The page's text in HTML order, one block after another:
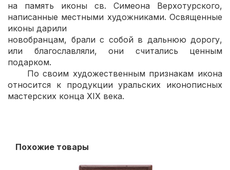
на память иконы св. Симеона Верхотурского,
написанные местными художниками. Освященные
иконы дарили
новобранцам, брали с собой в дальнюю дорогу,
или благославляли, они считались ценным
подарком.
По своим художественным признакам икона
относится к продукции уральских иконописных
мастерских конца XIX века.
Похожие товары